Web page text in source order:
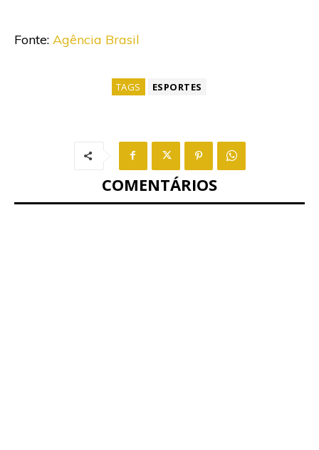
Fonte: Agência Brasil
TAGS ESPORTES
COMENTÁRIOS